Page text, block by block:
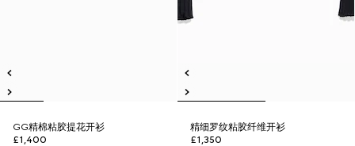
GG精棉粘胶提花开衫
£1,400
精细罗纹粘胶纤维开衫
£1,350